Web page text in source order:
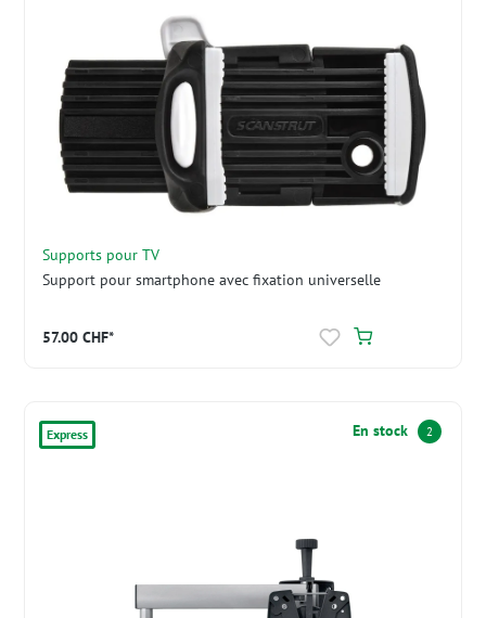
Supports pour TV
Support pour smartphone avec fixation universelle
57.00 CHF*
Express En stock 2